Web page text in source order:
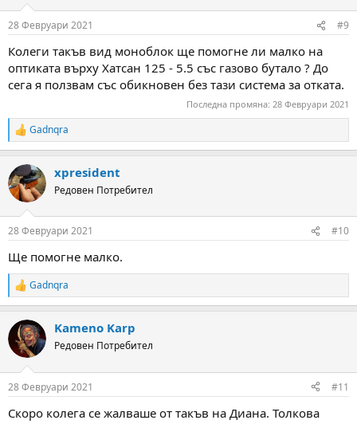
s
28 Февруари 2021 #9
Колеги такъв вид моноблок ще помогне ли малко на
оптиката върху Хатсан 125 - 5.5 със газово бутало ? До
сега я ползвам със обикновен без тази система за отката.
Последна промяна: 28 Февруари 2021
R
e
c
t
i
s
Gadnqra
xpresident
Редовен Потребител
28 Февруари 2021 #10
Ще помогне малко.
R
e
c
t
i
s
Gadnqra
Kameno Karp
Редовен Потребител
28 Февруари 2021 #11
Скоро колега се жалваше от такъв на Диана. Толкова